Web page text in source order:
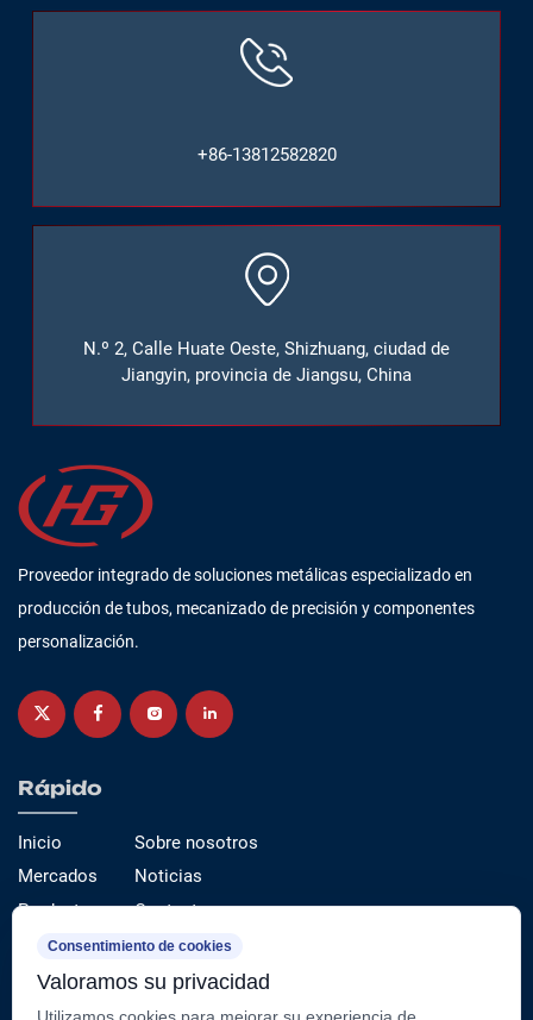
+86-13812582820
N.º 2, Calle Huate Oeste, Shizhuang, ciudad de
Jiangyin, provincia de Jiangsu, China
Proveedor integrado de soluciones metálicas especializado en
producción de tubos, mecanizado de precisión y componentes
personalización.
Rápido
Inicio
Mercados
Productos
Servicio
Sobre nosotros
Noticias
Contacto
Categorías de productos
Consentimiento de cookies
Valoramos su privacidad